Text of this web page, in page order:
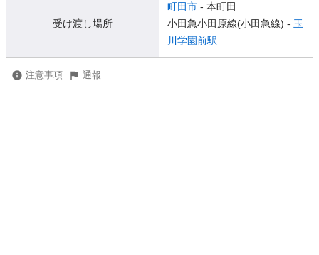
受け渡し場所
町田市 - 本町田
小田急小田原線(小田急線) - 玉
川学園前駅
注意事項 通報